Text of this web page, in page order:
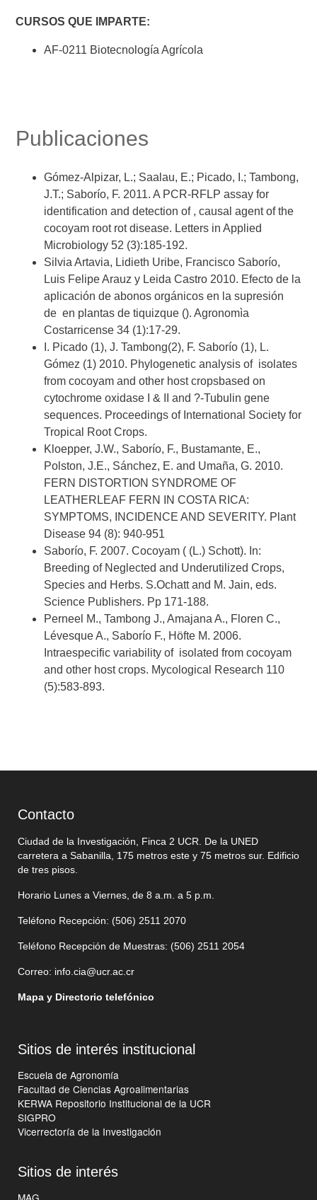
CURSOS QUE IMPARTE:
AF-0211 Biotecnología Agrícola
Publicaciones
Gómez-Alpizar, L.; Saalau, E.; Picado, I.; Tambong,
J.T.; Saborío, F. 2011. A PCR-RFLP assay for
identification and detection of , causal agent of the
cocoyam root rot disease. Letters in Applied
Microbiology 52 (3):185-192.
Silvia Artavia, Lidieth Uribe, Francisco Saborío,
Luis Felipe Arauz y Leida Castro 2010. Efecto de la
aplicación de abonos orgánicos en la supresión
de en plantas de tiquizque (). Agronomìa
Costarricense 34 (1):17-29.
I. Picado (1), J. Tambong(2), F. Saborío (1), L.
Gómez (1) 2010. Phylogenetic analysis of isolates
from cocoyam and other host cropsbased on
cytochrome oxidase I & II and ?-Tubulin gene
sequences. Proceedings of International Society for
Tropical Root Crops.
Kloepper, J.W., Saborío, F., Bustamante, E.,
Polston, J.E., Sánchez, E. and Umaña, G. 2010.
FERN DISTORTION SYNDROME OF
LEATHERLEAF FERN IN COSTA RICA:
SYMPTOMS, INCIDENCE AND SEVERITY. Plant
Disease 94 (8): 940-951
Saborío, F. 2007. Cocoyam ((L.) Schott). In:
Breeding of Neglected and Underutilized Crops,
Species and Herbs. S.Ochatt and M. Jain, eds.
Science Publishers. Pp 171-188.
Perneel M., Tambong J., Amajana A., Floren C.,
Lévesque A., Saborío F., Höfte M. 2006.
Intraespecific variability of isolated from cocoyam
and other host crops. Mycological Research 110
(5):583-893.
Contacto
Ciudad de la Investigación, Finca 2 UCR. De la UNED
carretera a Sabanilla, 175 metros este y 75 metros sur. Edificio
de tres pisos.
Horario Lunes a Viernes, de 8 a.m. a 5 p.m.
Teléfono Recepción: (506) 2511 2070
Teléfono Recepción de Muestras: (506) 2511 2054
Correo: info.cia@ucr.ac.cr
Mapa y Directorio telefónico
Sitios de interés institucional
Escuela de Agronomía
Facultad de Ciencias Agroalimentarias
KERWA Repositorio Institucional de la UCR
SIGPRO
Vicerrectoría de la Investigación
Sitios de interés